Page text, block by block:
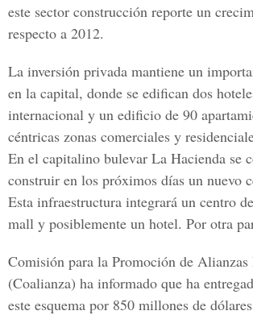
este sector construcción reporte un
respecto a 2012.
La inversión privada mantiene un
en la capital, donde se edifican dos
internacional y un edificio de 90
céntricas zonas comerciales y
En el capitalino bulevar La Hacienda se
construir en los próximos días un nuevo
Esta infraestructura integrará un centro
mall y posiblemente un hotel. Por otra
Comisión para la Promoción de
(Coalianza) ha informado que ha
este esquema por 850 millones de